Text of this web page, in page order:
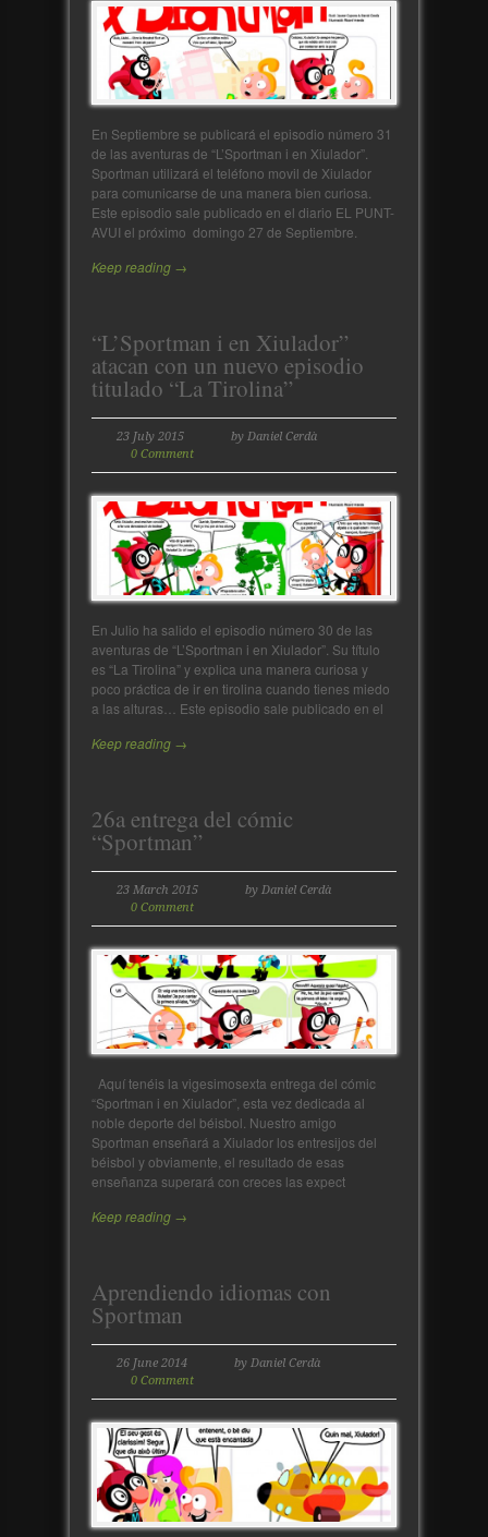
En Septiembre se publicará el episodio número 31
de las aventuras de “L’Sportman i en Xiulador”.
Sportman utilizará el teléfono movil de Xiulador
para comunicarse de una manera bien curiosa.
Este episodio sale publicado en el diario EL PUNT-
AVUI el próximo domingo 27 de Septiembre.
Keep reading →
“L’Sportman i en Xiulador”
atacan con un nuevo episodio
titulado “La Tirolina”
23 July 2015
by Daniel Cerdà
0 Comment
En Julio ha salido el episodio número 30 de las
aventuras de “L’Sportman i en Xiulador”. Su título
es “La Tirolina” y explica una manera curiosa y
poco práctica de ir en tirolina cuando tienes miedo
a las alturas… Este episodio sale publicado en el
Keep reading →
26a entrega del cómic
“Sportman”
23 March 2015
by Daniel Cerdà
0 Comment
Aquí tenéis la vigesimosexta entrega del cómic
“Sportman i en Xiulador”, esta vez dedicada al
noble deporte del béisbol. Nuestro amigo
Sportman enseñará a Xiulador los entresijos del
béisbol y obviamente, el resultado de esas
enseñanza superará con creces las expect
Keep reading →
Aprendiendo idiomas con
Sportman
26 June 2014
by Daniel Cerdà
0 Comment